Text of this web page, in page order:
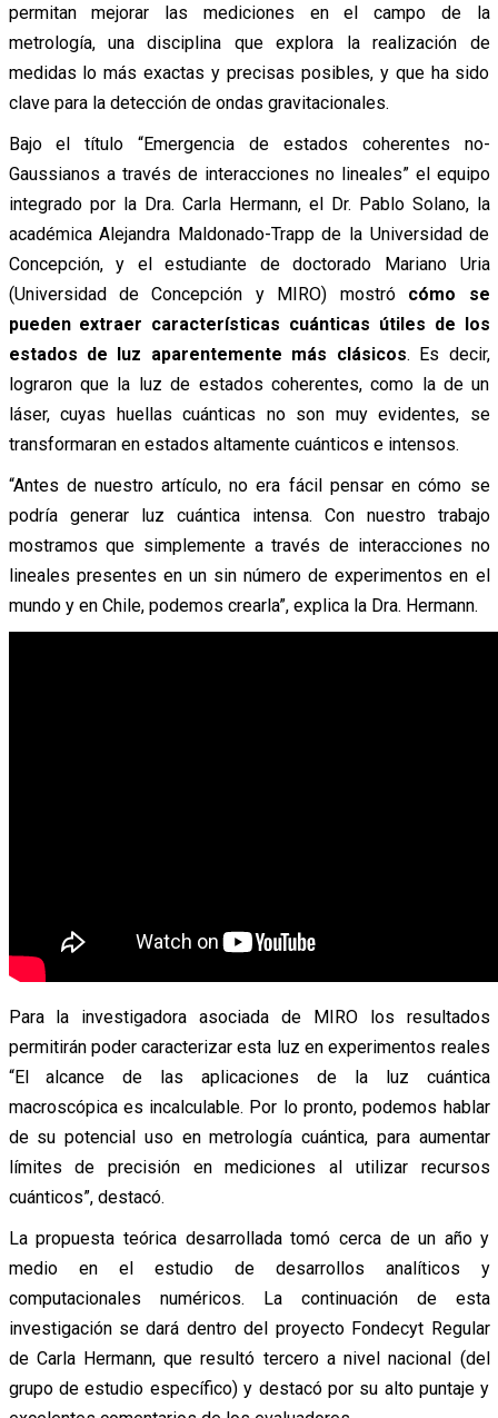
permitan mejorar las mediciones en el campo de la
metrología, una disciplina que explora la realización de
medidas lo más exactas y precisas posibles, y que ha sido
clave para la detección de ondas gravitacionales.
Bajo el título “Emergencia de estados coherentes no-
Gaussianos a través de interacciones no lineales” el equipo
integrado por la Dra. Carla Hermann, el Dr. Pablo Solano, la
académica Alejandra Maldonado-Trapp de la Universidad de
Concepción, y el estudiante de doctorado Mariano Uria
(Universidad de Concepción y MIRO) mostró cómo se
pueden extraer características cuánticas útiles de los
estados de luz aparentemente más clásicos. Es decir,
lograron que la luz de estados coherentes, como la de un
láser, cuyas huellas cuánticas no son muy evidentes, se
transformaran en estados altamente cuánticos e intensos.
“Antes de nuestro artículo, no era fácil pensar en cómo se
podría generar luz cuántica intensa. Con nuestro trabajo
mostramos que simplemente a través de interacciones no
lineales presentes en un sin número de experimentos en el
mundo y en Chile, podemos crearla”, explica la Dra. Hermann.
Para la investigadora asociada de MIRO los resultados
permitirán poder caracterizar esta luz en experimentos reales
“El alcance de las aplicaciones de la luz cuántica
macroscópica es incalculable. Por lo pronto, podemos hablar
de su potencial uso en metrología cuántica, para aumentar
límites de precisión en mediciones al utilizar recursos
cuánticos”, destacó.
La propuesta teórica desarrollada tomó cerca de un año y
medio en el estudio de desarrollos analíticos y
computacionales numéricos. La continuación de esta
investigación se dará dentro del proyecto Fondecyt Regular
de Carla Hermann, que resultó tercero a nivel nacional (del
grupo de estudio específico) y destacó por su alto puntaje y